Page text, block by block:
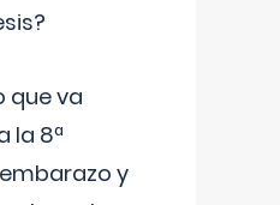
que va
la 8ª
y